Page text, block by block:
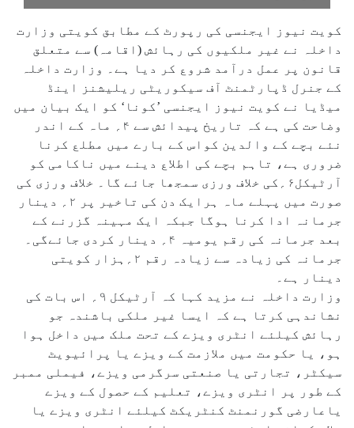
کویت نیوز ایجنسی کی رپورٹ کے مطابق کویتی وزارت
داخلہ نے غیر ملکیوں کی رہائش (اقامہ) سے متعلق
قانون پر عمل درآمد شروع کر دیا ہے۔ وزارت داخلہ
کے جنرل ڈپارٹمنٹ آف سیکوریٹی ریلیشنز اینڈ
میڈیا نے کویت نیوز ایجنسی ’کونا‘ کو ایک بیان میں
وضاحت کی ہے کہ تاریخ پیدائش سے ۴؍ ماہ کے اندر
نئے بچے کے والدین کواس کے بارے میں مطلع کرنا
ضروری ہے، تاہم بچے کی اطلاع دینے میں ناکامی کو
آرٹیکل۶؍کی خلاف ورزی سمجھا جائے گا۔ خلاف ورزی کی
صورت میں پہلے ماہ ہرایک دن کی تاخیر پر ۲؍ دینار
جرمانہ ادا کرنا ہوگا جبکہ ایک مہینہ گزرنے کے
بعد جرمانہ کی رقم یومیہ ۴؍ دینار کردی جائےگی۔
جرمانہ کی زیادہ سے زیادہ رقم ۲؍ہزار کویتی
دینار ہے۔
وزارت داخلہ نے مزید کہا کہ آرٹیکل ۹؍ اس بات کی
نشاندہی کرتا ہے کہ ایسا غیر ملکی باشندہ جو
رہائش کیلئے انٹری ویزے کے تحت ملک میں داخل ہوا
ہو، یا حکومت میں ملازمت کے ویزے یا پرائیویٹ
سیکٹر، تجارتی یا صنعتی سرگرمی ویزے، فیملی ممبر
کے طور پر انٹری ویزے، تعلیم کے حصول کے ویزے
یاعارضی گورنمنٹ کنٹریکٹ کیلئے انٹری ویزے یا